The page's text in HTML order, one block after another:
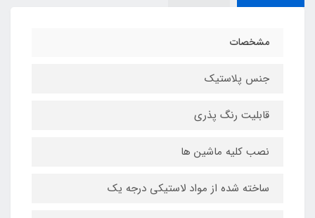
مشخصات
جنس پلاستیک
قابلیت رنگ پذری
نصب کلیه ماشین ها
ساخته شده از مواد لاستیکی درجه یک